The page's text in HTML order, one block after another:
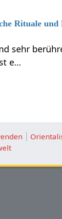
Rituale
sehr
e…